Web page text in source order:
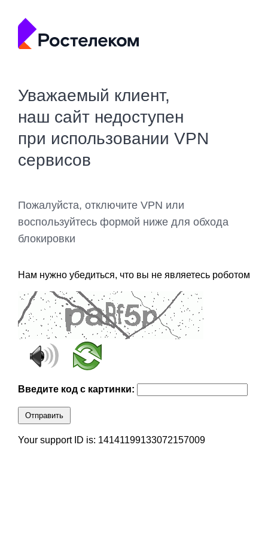
Уважаемый клиент,
наш сайт недоступен
при использовании VPN
сервисов
Пожалуйста, отключите VPN или
воспользуйтесь формой ниже для обхода
блокировки
Нам нужно убедиться, что вы не являетесь роботом
Введите код с картинки:
Отправить
Your support ID is: 14141199133072157009